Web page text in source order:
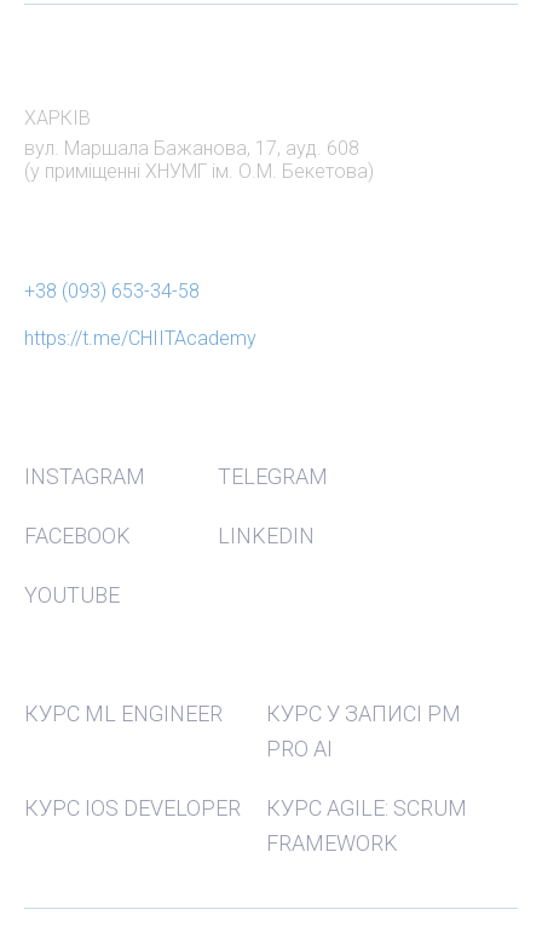
ХАРКІВ
вул. Маршала Бажанова, 17, ауд. 608
(у приміщенні ХНУМГ ім. О.М. Бекетова)
+38 (093) 653-34-58
https://t.me/CHIITAcademy
INSTAGRAM TELEGRAM
FACEBOOK LINKEDIN
YOUTUBE
КУРС ML ENGINEER
КУРС У ЗАПИСІ PM
PRO AI
КУРС IOS DEVELOPER
КУРС AGILE: SCRUM
FRAMEWORK